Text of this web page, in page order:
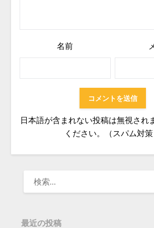
名前
日本語が含まれない投稿は無視され
ください。（スパム対策
最近の投稿